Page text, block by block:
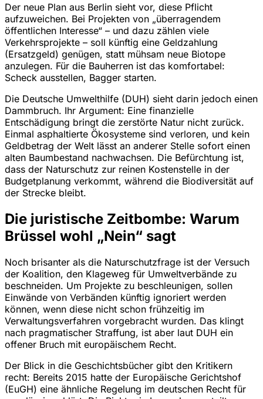
Der neue Plan aus Berlin sieht vor, diese Pflicht
aufzuweichen. Bei Projekten von „überragendem
öffentlichen Interesse“ – und dazu zählen viele
Verkehrsprojekte – soll künftig eine Geldzahlung
(Ersatzgeld) genügen, statt mühsam neue Biotope
anzulegen. Für die Bauherren ist das komfortabel:
Scheck ausstellen, Bagger starten.
Die Deutsche Umwelthilfe (DUH) sieht darin jedoch einen
Dammbruch. Ihr Argument: Eine finanzielle
Entschädigung bringt die zerstörte Natur nicht zurück.
Einmal asphaltierte Ökosysteme sind verloren, und kein
Geldbetrag der Welt lässt an anderer Stelle sofort einen
alten Baumbestand nachwachsen. Die Befürchtung ist,
dass der Naturschutz zur reinen Kostenstelle in der
Budgetplanung verkommt, während die Biodiversität auf
der Strecke bleibt.
Die juristische Zeitbombe: Warum
Brüssel wohl „Nein“ sagt
Noch brisanter als die Naturschutzfrage ist der Versuch
der Koalition, den Klageweg für Umweltverbände zu
beschneiden. Um Projekte zu beschleunigen, sollen
Einwände von Verbänden künftig ignoriert werden
können, wenn diese nicht schon frühzeitig im
Verwaltungsverfahren vorgebracht wurden. Das klingt
nach pragmatischer Straffung, ist aber laut DUH ein
offener Bruch mit europäischem Recht.
Der Blick in die Geschichtsbücher gibt den Kritikern
recht: Bereits 2015 hatte der Europäische Gerichtshof
(EuGH) eine ähnliche Regelung im deutschen Recht für